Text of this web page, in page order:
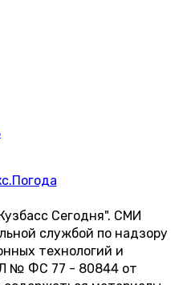
Сегодня". СМИ
службой по надзору
технологий и
№ ФС 77 - 80844 от